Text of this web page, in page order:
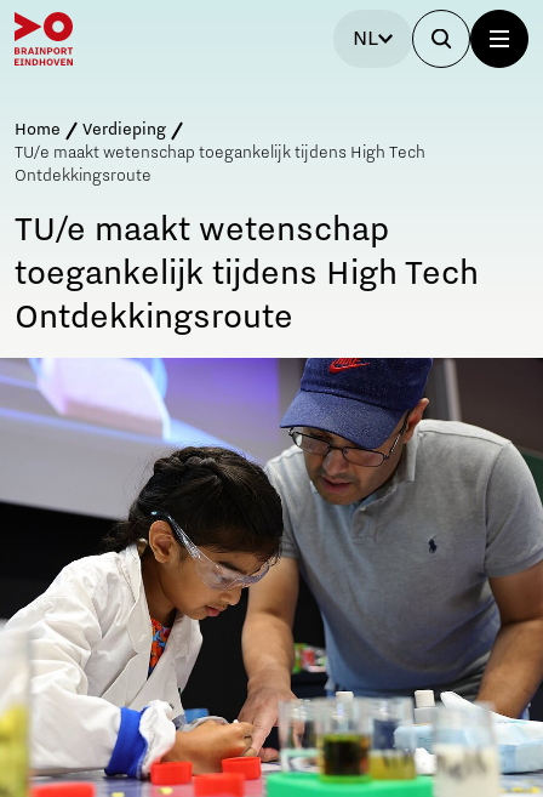
NL
Home
Verdieping
TU/e maakt wetenschap toegankelijk tijdens High Tech
Ontdekkingsroute
TU/e maakt wetenschap
toegankelijk tijdens High Tech
Ontdekkingsroute